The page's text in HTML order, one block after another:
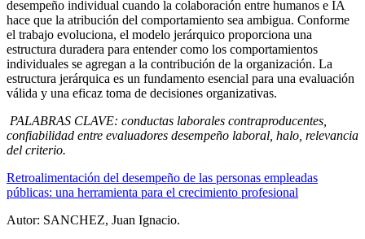
desempeño individual cuando la colaboración entre humanos e IA
hace que la atribución del comportamiento sea ambigua. Conforme
el trabajo evoluciona, el modelo jerárquico proporciona una
estructura duradera para entender como los comportamientos
individuales se agregan a la contribución de la organización. La
estructura jerárquica es un fundamento esencial para una evaluación
válida y una eficaz toma de decisiones organizativas.
PALABRAS CLAVE: conductas laborales contraproducentes,
confiabilidad entre evaluadores desempeño laboral, halo, relevancia
del criterio.
Retroalimentación del desempeño de las personas empleadas
públicas: una herramienta para el crecimiento profesional
Autor: SANCHEZ, Juan Ignacio.